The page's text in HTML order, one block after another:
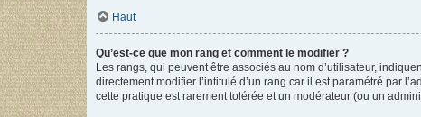
Haut
Qu’est-ce que mon rang et comment le modifier ?
Les rangs, qui peuvent être associés au nom d’utilisateur,
directement modifier l’intitulé d’un rang car il est paramétré par
cette pratique est rarement tolérée et un modérateur (ou un